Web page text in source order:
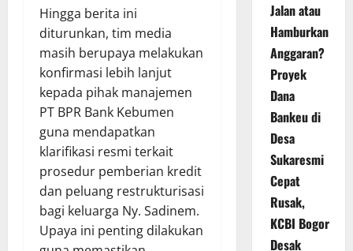
Hingga berita ini
diturunkan, tim media
masih berupaya melakukan
konfirmasi lebih lanjut
kepada pihak manajemen
PT BPR Bank Kebumen
guna mendapatkan
klarifikasi resmi terkait
prosedur pemberian kredit
dan peluang restrukturisasi
bagi keluarga Ny. Sadinem.
Upaya ini penting dilakukan
Jalan atau
Hamburkan
Anggaran?
Proyek
Dana
Bankeu di
Desa
Sukaresmi
Cepat
Rusak,
KCBI Bogor
Desak